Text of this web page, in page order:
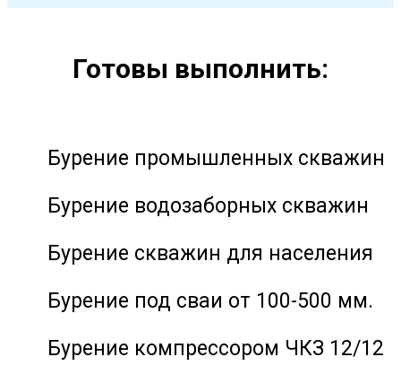
Готовы выполнить:
Бурение промышленных скважин
Бурение водозаборных скважин
Бурение скважин для населения
Бурение под сваи от 100-500 мм.
Бурение компрессором ЧКЗ 12/12